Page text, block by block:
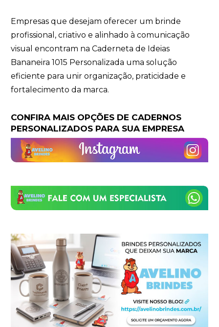
Empresas que desejam oferecer um brinde
profissional, criativo e alinhado à comunicação
visual encontram na Caderneta de Ideias
Bananeira 1015 Personalizada uma solução
eficiente para unir organização, praticidade e
fortalecimento da marca.
CONFIRA MAIS OPÇÕES DE CADERNOS
PERSONALIZADOS PARA SUA EMPRESA